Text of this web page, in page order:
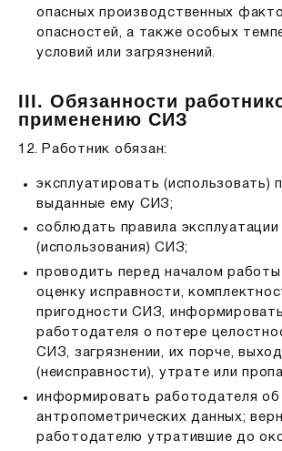
опасных производственных
опасностей, а также особых
условий или загрязнений.
III. Обязанности
применению СИЗ
12. Работник обязан:
эксплуатировать (использовать)
выданные ему СИЗ;
соблюдать правила эксплуатации
(использования) СИЗ;
проводить перед началом
оценку исправности,
пригодности СИЗ, информировать
работодателя о потере
СИЗ, загрязнении, их порче,
(неисправности), утрате или
информировать работодателя об
антропометрических данных;
работодателю утратившие до